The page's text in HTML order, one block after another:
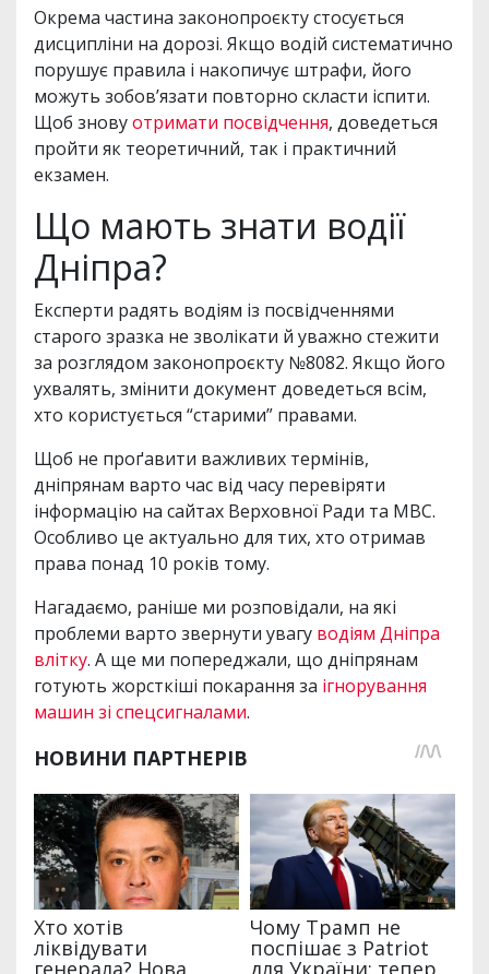
Окрема частина законопроєкту стосується
дисципліни на дорозі. Якщо водій систематично
порушує правила і накопичує штрафи, його
можуть зобов’язати повторно скласти іспити.
Щоб зновуотримати посвідчення, доведеться
пройти як теоретичний, так і практичний
екзамен.
Що мають знати водії
Дніпра?
Експерти радять водіям із посвідченнями
старого зразка не зволікати й уважно стежити
за розглядом законопроєкту №8082. Якщо його
ухвалять, змінити документ доведеться всім,
хто користується “старими” правами.
Щоб не проґавити важливих термінів,
дніпрянам варто час від часу перевіряти
інформацію на сайтах Верховної Ради та МВС.
Особливо це актуально для тих, хто отримав
права понад 10 років тому.
Нагадаємо, раніше ми розповідали, на які
проблеми варто звернути увагу водіям Дніпра
влітку. А ще ми попереджали, що дніпрянам
готують жорсткіші покарання за ігнорування
машин зі спецсигналами.